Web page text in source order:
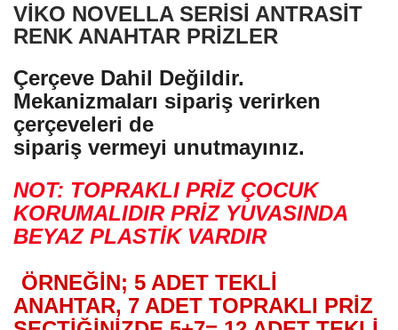
VİKO NOVELLA SERİSİ ANTRASİT
RENK ANAHTAR PRİZLER
Çerçeve Dahil Değildir.
Mekanizmaları sipariş verirken
çerçeveleri de
sipariş vermeyi unutmayınız.
NOT: TOPRAKLI PRİZ ÇOCUK
KORUMALIDIR PRİZ YUVASINDA
BEYAZ PLASTİK VARDIR
ÖRNEĞİN; 5 ADET TEKLİ
ANAHTAR, 7 ADET TOPRAKLI PRİZ